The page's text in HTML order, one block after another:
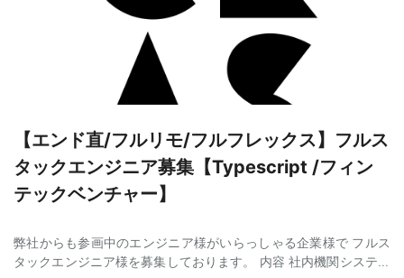
【エンド直/フルリモ/フルフレックス】フルス
タックエンジニア募集【Typescript /フィン
テックベンチャー】
弊社からも参画中のエンジニア様がいらっしゃる企業様で フルス
タックエンジニア様を募集しております。 内容 社内機関システム